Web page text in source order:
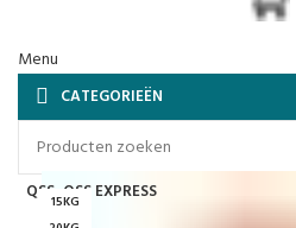
Menu
CATEGORIEËN
QSS QSS EXPRESS
15KG